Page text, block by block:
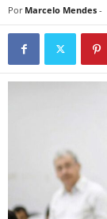
Por Marcelo Mendes -